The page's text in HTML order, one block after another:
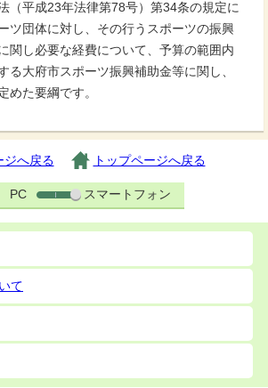
（平成23年法律第78号）第34条の規定に
ツ団体に対し、その行うスポーツの振興
関し必要な経費について、予算の範囲内
る大府市スポーツ振興補助金等に関し、
めた要綱です。
ジへ戻る トップページへ戻る
PC スマートフォン
て